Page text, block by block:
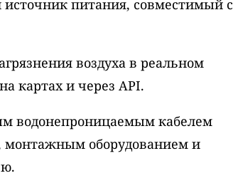
питания, совместимый с
воздуха в реальном
картах и через API.
водонепроницаемым кабелем
монтажным оборудованием и